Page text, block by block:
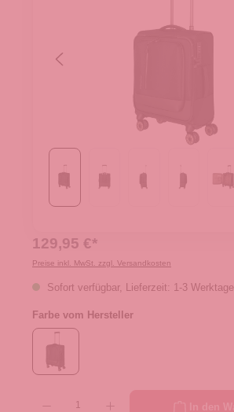
129,95 €*
Preise inkl. MwSt. zzgl. Versandkosten
Sofort verfügbar, Lieferzeit: 1-3 Werktage
Farbe vom Hersteller